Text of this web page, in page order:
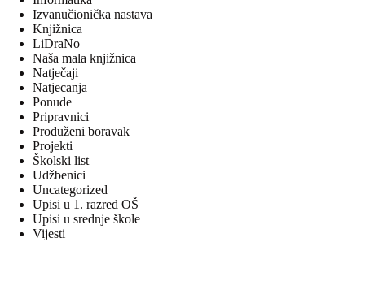
Izvanučionička nastava
Knjižnica
LiDraNo
Naša mala knjižnica
Natječaji
Natjecanja
Ponude
Pripravnici
Produženi boravak
Projekti
Školski list
Udžbenici
Uncategorized
Upisi u 1. razred OŠ
Upisi u srednje škole
Vijesti